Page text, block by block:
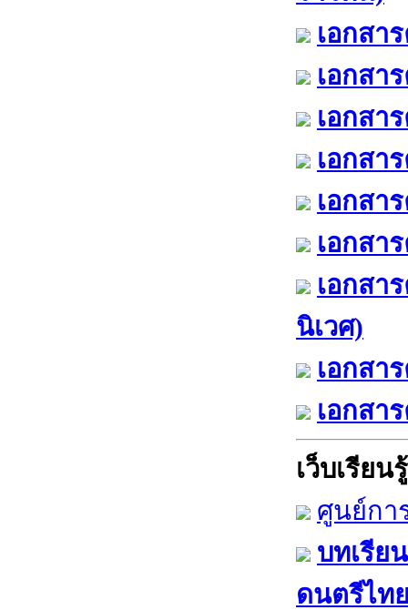
เอกสา
เอกสา
เอกสา
เอกสา
เอกสา
เอกสา
เอกสา
นิเวศ)
เอกสา
เอกสา
เว็บเรียนรู้
ศูนย์กา
บทเรีย
ดนตรีไท